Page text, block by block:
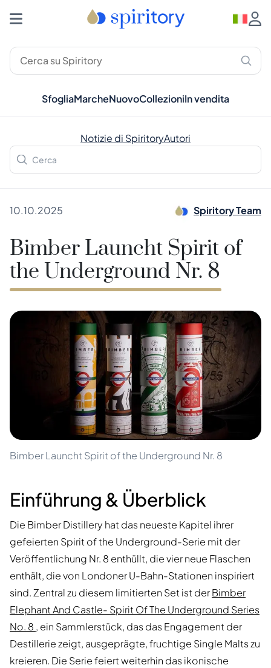
SfogliaMarcheNuovoCollezioniIn vendita
Notizie di SpiritoryAutori
10.10.2025 Spiritory Team
Bimber Launcht Spirit of
the Underground Nr. 8
Bimber Launcht Spirit of the Underground Nr. 8
Einführung & Überblick
Die Bimber Distillery hat das neueste Kapitel ihrer
gefeierten Spirit of the Underground-Serie mit der
Veröffentlichung Nr. 8 enthüllt, die vier neue Flaschen
enthält, die von Londoner U-Bahn-Stationen inspiriert
sind. Zentral zu diesem limitierten Set ist derBimber
Elephant And Castle- Spirit Of The Underground Series
No. 8 , ein Sammlerstück, das das Engagement der
Destillerie zeigt, ausgeprägte, fruchtige Single Malts zu
kreieren. Die Serie feiert weiterhin das ikonische